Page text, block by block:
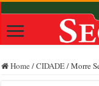
Home /CIDADE/Morre